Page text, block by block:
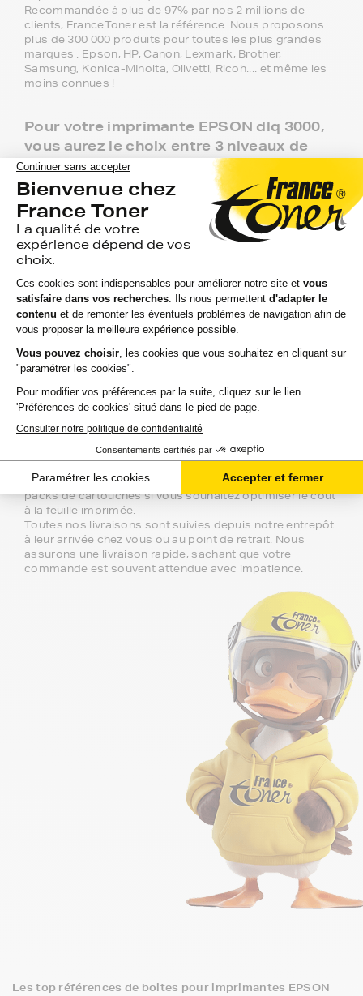
Recommandée à plus de 97% par nos 2 millions de
clients, FranceToner est la référence. Nous proposons
plus de 300 000 produits pour toutes les plus grandes
marques : Epson, HP, Canon, Lexmark, Brother,
Samsung, Konica-MInolta, Olivetti, Ricoh.... et même les
moins connues !
Pour votre imprimante EPSON dlq 3000,
vous aurez le choix entre 3 niveaux de
gammes :
Marque FranceToner : la gamme référence, 100%
compatible, livraison offerte en point de retrait et
garantie deux ans. C'est le meilleur choix pour obtenir
une haute qualité à bas prix.
Gamme 1er Prix : produits compatibles avec votre
imprimante EPSON dlq 3000 à prix discount.
Marque Constructeur : les rubans du constructeur de
votre imprimante EPSON dlq 3000. Si vous voulez
évitez la queue en magasin, il vous suffit de
Notre équipe de conseillers se tient à
votre disposition si vous avez des
questions.
directement par téléphone. N'hésitez pas à regarder nos
packs de cartouches si vous souhaitez optimiser le coût
à la feuille imprimée.
Toutes nos livraisons sont suivies depuis notre entrepôt
à leur arrivée chez vous ou au point de retrait. Nous
assurons une livraison rapide, sachant que votre
commande est souvent attendue avec impatience.
Les top références de boites pour imprimantes EPSON